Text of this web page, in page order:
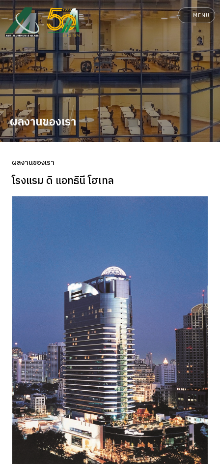
MENU
ผลงานของเรา
ผลงานของเรา
โรงแรม ดิ แอทธินี โฮเทล